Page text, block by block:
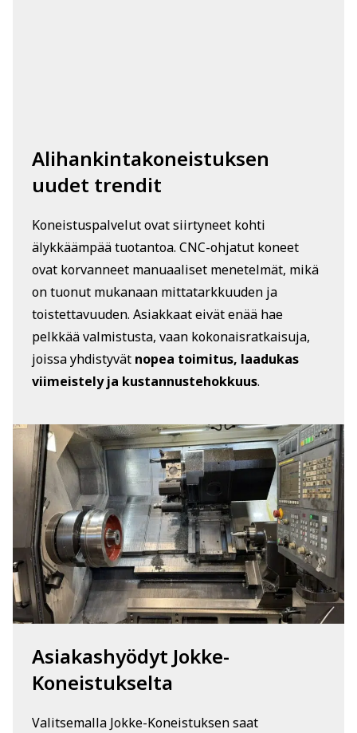
Alihankintakoneistuksen
uudet trendit
Koneistuspalvelut ovat siirtyneet kohti
älykkäämpää tuotantoa. CNC-ohjatut koneet
ovat korvanneet manuaaliset menetelmät, mikä
on tuonut mukanaan mittatarkkuuden ja
toistettavuuden. Asiakkaat eivät enää hae
pelkkää valmistusta, vaan kokonaisratkaisuja,
joissa yhdistyvät nopea toimitus, laadukas
viimeistely ja kustannustehokkuus.
Asiakashyödyt Jokke-
Koneistukselta
Valitsemalla Jokke-Koneistuksen saat